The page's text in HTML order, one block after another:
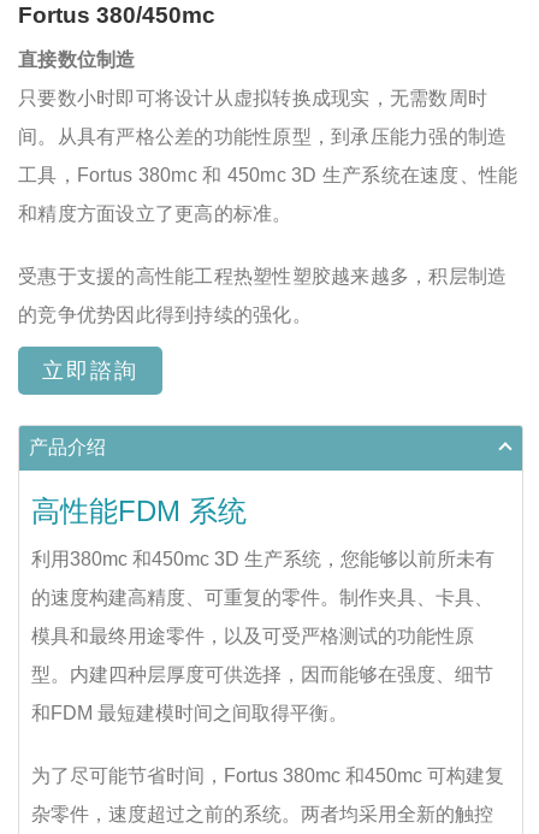
Fortus 380/450mc
直接数位制造
只要数小时即可将设计从虚拟转换成现实，无需数周时
间。从具有严格公差的功能性原型，到承压能力强的制造
工具，Fortus 380mc 和 450mc 3D 生产系统在速度、性能
和精度方面设立了更高的标准。
受惠于支援的高性能工程热塑性塑胶越来越多，积层制造
的竞争优势因此得到持续的强化。
立即諮詢
产品介绍
高性能FDM 系统
利用380mc 和450mc 3D 生产系统，您能够以前所未有
的速度构建高精度、可重复的零件。制作夹具、卡具、
模具和最终用途零件，以及可受严格测试的功能性原
型。内建四种层厚度可供选择，因而能够在强度、细节
和FDM 最短建模时间之间取得平衡。
为了尽可能节省时间，Fortus 380mc 和450mc 可构建复
杂零件，速度超过之前的系统。两者均采用全新的触控